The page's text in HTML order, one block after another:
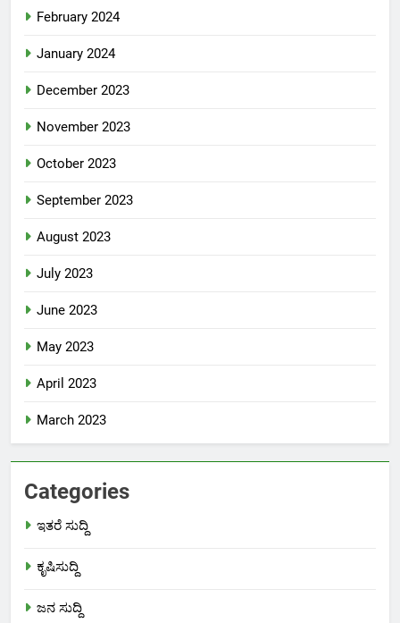
February 2024
January 2024
December 2023
November 2023
October 2023
September 2023
August 2023
July 2023
June 2023
May 2023
April 2023
March 2023
Categories
ಇತರೆ ಸುದ್ದಿ
ಕೃಷಿಸುದ್ದಿ
ಜನ ಸುದ್ದಿ